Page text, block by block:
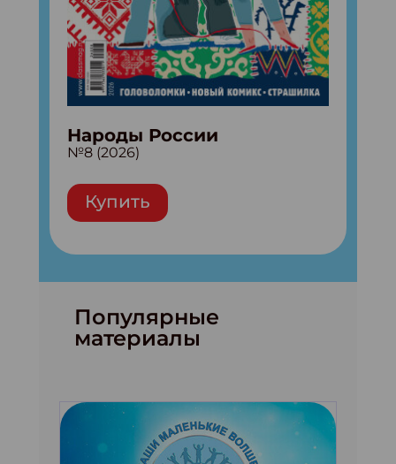
Народы России
№8 (2026)
Купить
Популярные
материалы